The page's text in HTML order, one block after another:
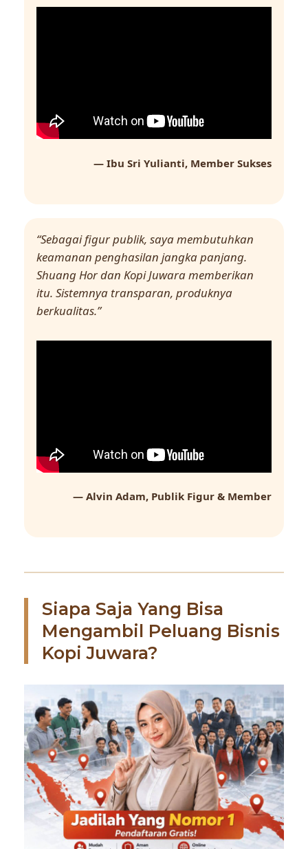
— Ibu Sri Yulianti, Member Sukses
“Sebagai figur publik, saya membutuhkan
keamanan penghasilan jangka panjang.
Shuang Hor dan Kopi Juwara memberikan
itu. Sistemnya transparan, produknya
berkualitas.”
— Alvin Adam, Publik Figur & Member
Siapa Saja Yang Bisa
Mengambil Peluang Bisnis
Kopi Juwara?